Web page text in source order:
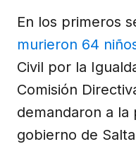
En los primeros
murieron 64
Civil por la
Comisión
demandaron a la
gobierno de